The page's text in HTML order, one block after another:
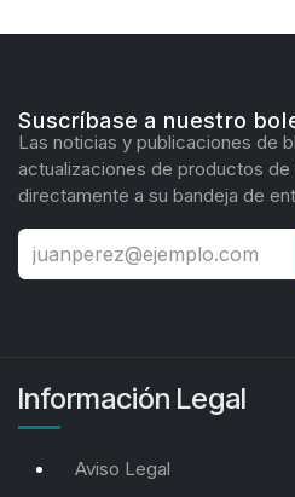
Suscríbase a nuestro
Las noticias y publicaciones de
actualizaciones de productos
directamente a su bandeja de
Información Legal
Aviso Legal